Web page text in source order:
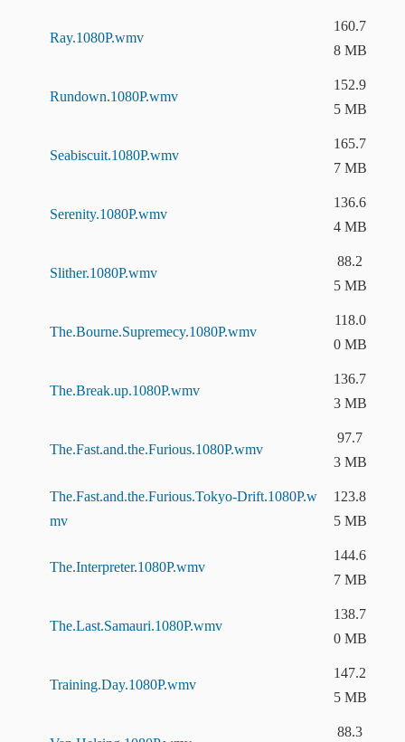
Ray.1080P.wmv
160.7
8 MB
Rundown.1080P.wmv
152.9
5 MB
Seabiscuit.1080P.wmv
165.7
7 MB
Serenity.1080P.wmv
136.6
4 MB
Slither.1080P.wmv
88.2
5 MB
The.Bourne.Supremecy.1080P.wmv
118.0
0 MB
The.Break.up.1080P.wmv
136.7
3 MB
The.Fast.and.the.Furious.1080P.wmv
97.7
3 MB
The.Fast.and.the.Furious.Tokyo-Drift.1080P.w
mv
123.8
5 MB
The.Interpreter.1080P.wmv
144.6
7 MB
The.Last.Samauri.1080P.wmv
138.7
0 MB
Training.Day.1080P.wmv
147.2
5 MB
88.3